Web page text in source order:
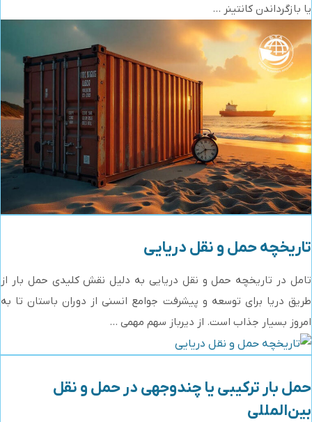
یا بازگرداندن کانتینر ...
تاریخچه حمل و نقل دریایی
تامل در تاریخچه حمل و نقل دریایی به دلیل نقش کلیدی حمل بار از
طریق دریا برای توسعه و پیشرفت جوامع انسنی از دوران باستان تا به
امروز بسیار جذاب است. از دیرباز سهم مهمی ...
حمل بار ترکیبی یا چندوجهی در حمل و نقل
بین‌المللی